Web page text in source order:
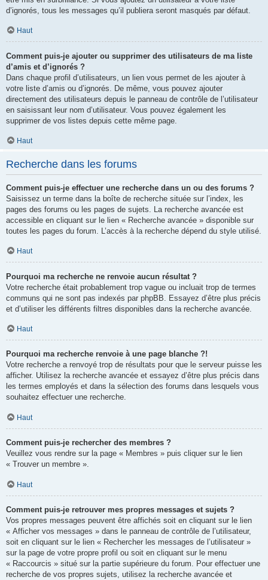
d’ignorés, tous les messages qu’il publiera seront masqués par défaut.
Haut
Comment puis-je ajouter ou supprimer des utilisateurs de ma liste
d’amis et d’ignorés ?
Dans chaque profil d’utilisateurs, un lien vous permet de les ajouter à
votre liste d’amis ou d’ignorés. De même, vous pouvez ajouter
directement des utilisateurs depuis le panneau de contrôle de l’utilisateur
en saisissant leur nom d’utilisateur. Vous pouvez également les
supprimer de vos listes depuis cette même page.
Haut
Recherche dans les forums
Comment puis-je effectuer une recherche dans un ou des forums ?
Saisissez un terme dans la boîte de recherche située sur l’index, les
pages des forums ou les pages de sujets. La recherche avancée est
accessible en cliquant sur le lien « Recherche avancée » disponible sur
toutes les pages du forum. L’accès à la recherche dépend du style utilisé.
Haut
Pourquoi ma recherche ne renvoie aucun résultat ?
Votre recherche était probablement trop vague ou incluait trop de termes
communs qui ne sont pas indexés par phpBB. Essayez d’être plus précis
et d’utiliser les différents filtres disponibles dans la recherche avancée.
Haut
Pourquoi ma recherche renvoie à une page blanche ?!
Votre recherche a renvoyé trop de résultats pour que le serveur puisse les
afficher. Utilisez la recherche avancée et essayez d’être plus précis dans
les termes employés et dans la sélection des forums dans lesquels vous
souhaitez effectuer une recherche.
Haut
Comment puis-je rechercher des membres ?
Veuillez vous rendre sur la page « Membres » puis cliquer sur le lien
« Trouver un membre ».
Haut
Comment puis-je retrouver mes propres messages et sujets ?
Vos propres messages peuvent être affichés soit en cliquant sur le lien
« Afficher vos messages » dans le panneau de contrôle de l’utilisateur,
soit en cliquant sur le lien « Rechercher les messages de l’utilisateur »
sur la page de votre propre profil ou soit en cliquant sur le menu
« Raccourcis » situé sur la partie supérieure du forum. Pour effectuer une
recherche de vos propres sujets, utilisez la recherche avancée et